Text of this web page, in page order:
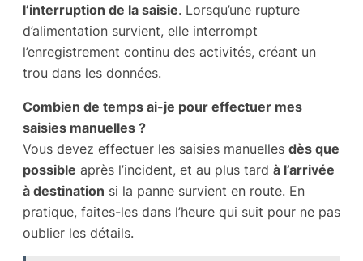
l’interruption de la saisie. Lorsqu’une rupture
d’alimentation survient, elle interrompt
l’enregistrement continu des activités, créant un
trou dans les données.
Combien de temps ai-je pour effectuer mes
saisies manuelles ?
Vous devez effectuer les saisies manuelles dès que
possible après l’incident, et au plus tard à l’arrivée
à destination si la panne survient en route. En
pratique, faites-les dans l’heure qui suit pour ne pas
oublier les détails.